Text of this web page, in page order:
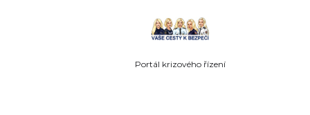
Portál krizového řízení